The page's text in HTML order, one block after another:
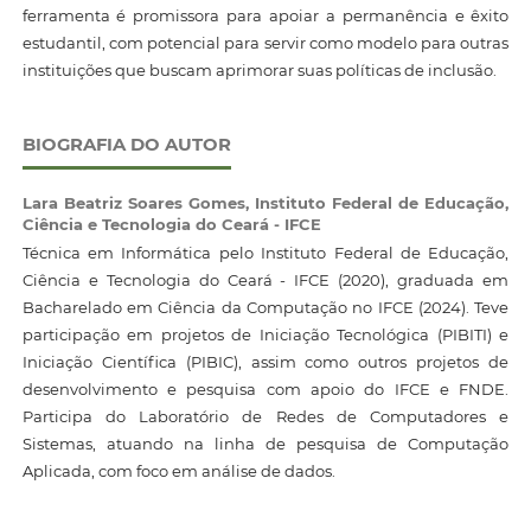
ferramenta é promissora para apoiar a permanência e êxito
estudantil, com potencial para servir como modelo para outras
instituições que buscam aprimorar suas políticas de inclusão.
BIOGRAFIA DO AUTOR
Lara Beatriz Soares Gomes, Instituto Federal de Educação,
Ciência e Tecnologia do Ceará - IFCE
Técnica em Informática pelo Instituto Federal de Educação,
Ciência e Tecnologia do Ceará - IFCE (2020), graduada em
Bacharelado em Ciência da Computação no IFCE (2024). Teve
participação em projetos de Iniciação Tecnológica (PIBITI) e
Iniciação Científica (PIBIC), assim como outros projetos de
desenvolvimento e pesquisa com apoio do IFCE e FNDE.
Participa do Laboratório de Redes de Computadores e
Sistemas, atuando na linha de pesquisa de Computação
Aplicada, com foco em análise de dados.